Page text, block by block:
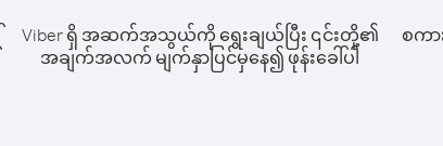
Viber ရှိ အဆက်အသွယ်ကို ရွေးချယ်ပြီး ၎င်းတို့၏
အချက်အလက် မျက်နှာပြင်မှနေ၍ ဖုန်းခေါ်ပါ
စကာ